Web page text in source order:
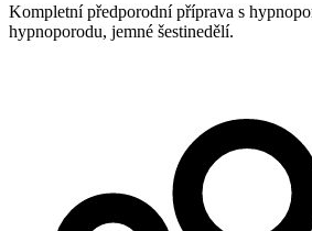
Kompletní předporodní příprava s
hypnoporodu, jemné šestinedělí.